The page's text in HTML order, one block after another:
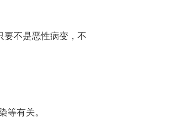
要不是恶性病变，不
等有关。